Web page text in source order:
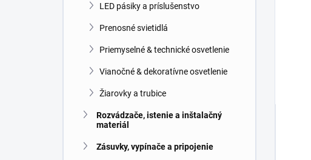
LED pásiky a príslušenstvo
Prenosné svietidlá
Priemyselné & technické osvetlenie
Vianočné & dekoratívne osvetlenie
Žiarovky a trubice
Rozvádzače, istenie a inštalačný
materiál
Zásuvky, vypínače a pripojenie